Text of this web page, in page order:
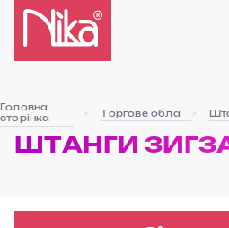
Головна
сторінка
Торгове обладнання
ШТАНГИ